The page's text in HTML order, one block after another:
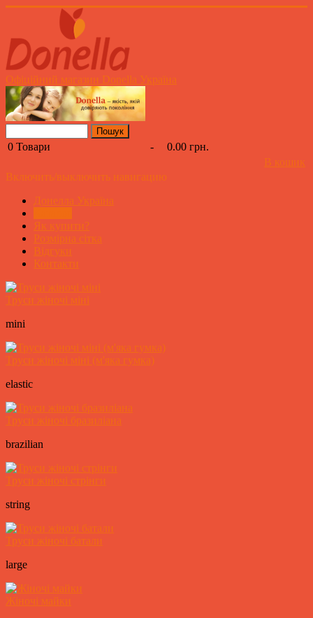
Офіційний магазин Donella Україна
0 Товари -
0.00 грн.
В кошик
Включить/выключить навигацию
Донелла Україна
Як купити?
Розмірна сітка
Відгуки
Контакти
Труси жіночі міні
mini
Труси жіночі міні (м'яка гумка)
elastic
Труси жіночі бразиліана
brazilian
Труси жіночі стрінги
string
Труси жіночі батали
large
Жіночі майки